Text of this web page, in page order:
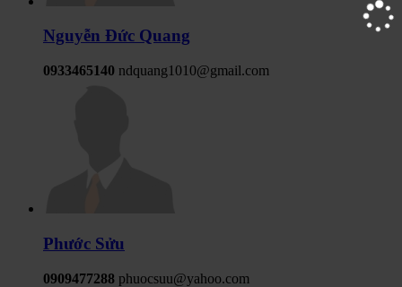
Nguyễn Đức Quang
0933465140 ndquang1010@gmail.com
Phước Sửu
0909477288 phuocsuu@yahoo.com